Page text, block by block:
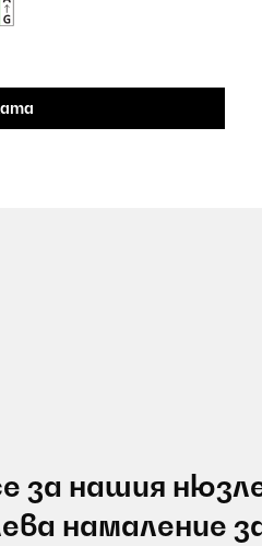
за нашия
намаление